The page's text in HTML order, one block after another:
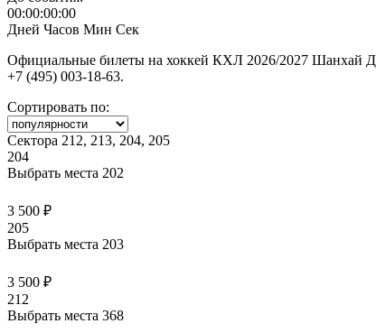
00:00:00:00
Дней Часов Мин Сек
Официальные билеты на хоккей КХЛ 2026/2027 Шанхай
+7 (495) 003-18-63.
Сортировать по:
Сектора 212, 213, 204, 205
204
Выбрать места 202
3 500 ₽
205
Выбрать места 203
3 500 ₽
212
Выбрать места 368